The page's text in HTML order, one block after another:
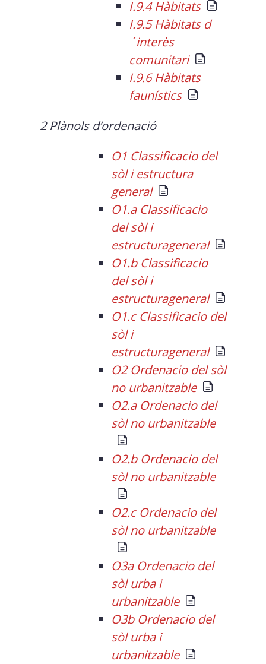
I.9.4 Hàbitats
I.9.5 Hàbitats d
´interès
comunitari
I.9.6 Hàbitats
faunístics
2 Plànols d’ordenació
O1 Classificacio del
sòl i estructura
general
O1.a Classificacio
del sòl i
estructurageneral
O1.b Classificacio
del sòl i
estructurageneral
O1.c Classificacio del
sòl i
estructurageneral
O2 Ordenacio del sòl
no urbanitzable
O2.a Ordenacio del
sòl no urbanitzable
O2.b Ordenacio del
sòl no urbanitzable
O2.c Ordenacio del
sòl no urbanitzable
O3a Ordenacio del
sòl urba i
urbanitzable
O3b Ordenacio del
sòl urba i
urbanitzable